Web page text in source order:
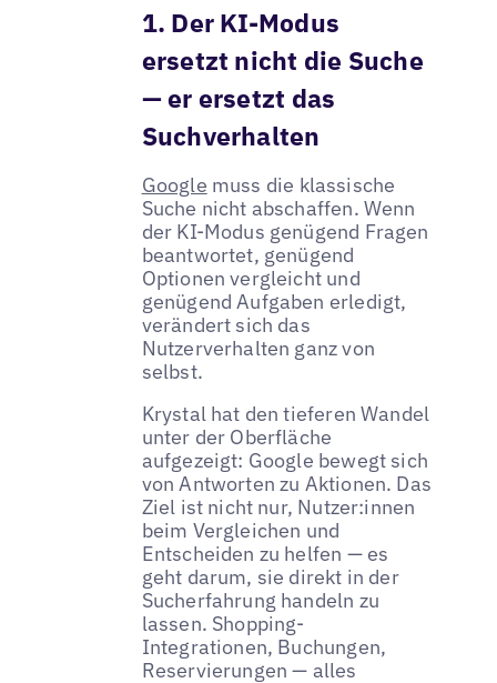
1. Der KI-Modus
ersetzt nicht die Suche
— er ersetzt das
Suchverhalten
Google muss die klassische
Suche nicht abschaffen. Wenn
der KI-Modus genügend Fragen
beantwortet, genügend
Optionen vergleicht und
genügend Aufgaben erledigt,
verändert sich das
Nutzerverhalten ganz von
selbst.
Krystal hat den tieferen Wandel
unter der Oberfläche
aufgezeigt: Google bewegt sich
von Antworten zu Aktionen. Das
Ziel ist nicht nur, Nutzer:innen
beim Vergleichen und
Entscheiden zu helfen — es
geht darum, sie direkt in der
Sucherfahrung handeln zu
lassen. Shopping-
Integrationen, Buchungen,
Reservierungen — alles